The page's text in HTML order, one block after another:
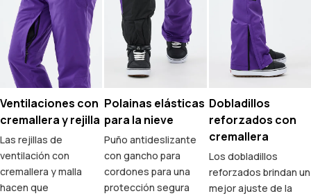
Ventilaciones con
cremallera y rejilla
Las rejillas de
ventilación con
cremallera y malla
hacen que
Polainas elásticas
para la nieve
Puño antideslizante
con gancho para
cordones para una
protección segura
Dobladillos
reforzados con
cremallera
Los dobladillos
reforzados brindan un
mejor ajuste de la